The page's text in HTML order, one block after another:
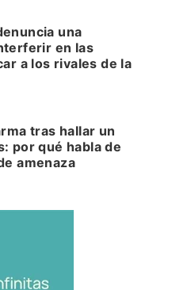
una
en las
a los rivales de la
tras hallar un
por qué habla de
amenaza